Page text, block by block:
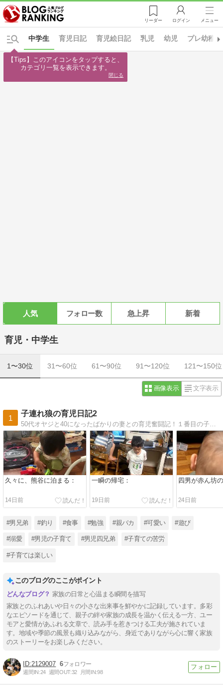
リーダー ログイン メニュー
育児日記 育児絵日記 乳児 幼児 プレ幼稚
中学生
人気 フォロー数 急上昇 新着
育児・中学生
1〜30位 31〜60位 61〜90位 91〜120位 121〜150位
画像表示 文字表示
1
子連れ狼の育児日記2
久々に、熊谷に泊まる：
14日前
一瞬の帰宅：
19日前
四男が赤ん坊
24日前
#男兄弟 #釣り #食事 #勉強 #親バカ #可愛い #遊び
#溺愛 #男児の子育て #男児四兄弟 #子育ての苦労
#子育ては楽しい
このブログのここがポイント
家族の日常と心温まる瞬間を描写
家族とのふれあいや日々の小さな出来事を鮮やかに記録しています。多彩
なエピソードを通じて、親子の絆や家族の成長を温かく伝える一方、ユー
モアと愛情があふれる文章で、読み手を惹きつける工夫が施されていま
す。地域や季節の風景も織り込みながら、身近でありながら心に響く家族
のストーリーをお楽しみください。
2129007 6
週間IN:24 週間OUT:32 月間IN:98
【Tips】このアイコンをタップすると、
カテゴリ一覧を表示できます。
閉じる